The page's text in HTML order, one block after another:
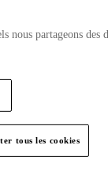
des tissus de
Kors compte
nous partageons des
tous les cookies